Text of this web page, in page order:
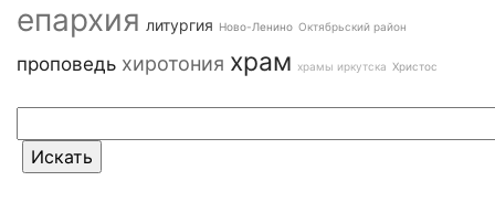
епархия литургия Ново-Ленино Октябрьский район
проповедь хиротония храм храмы иркутска Христос